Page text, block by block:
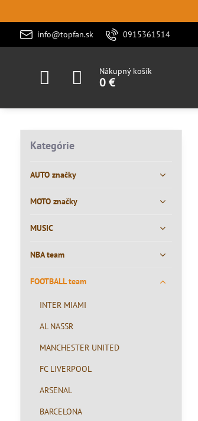
info@topfan.sk 0915361514
Nákupný košík
0 €
Kategórie
AUTO značky
MOTO značky
MUSIC
NBA team
FOOTBALL team
INTER MIAMI
AL NASSR
MANCHESTER UNITED
FC LIVERPOOL
ARSENAL
BARCELONA